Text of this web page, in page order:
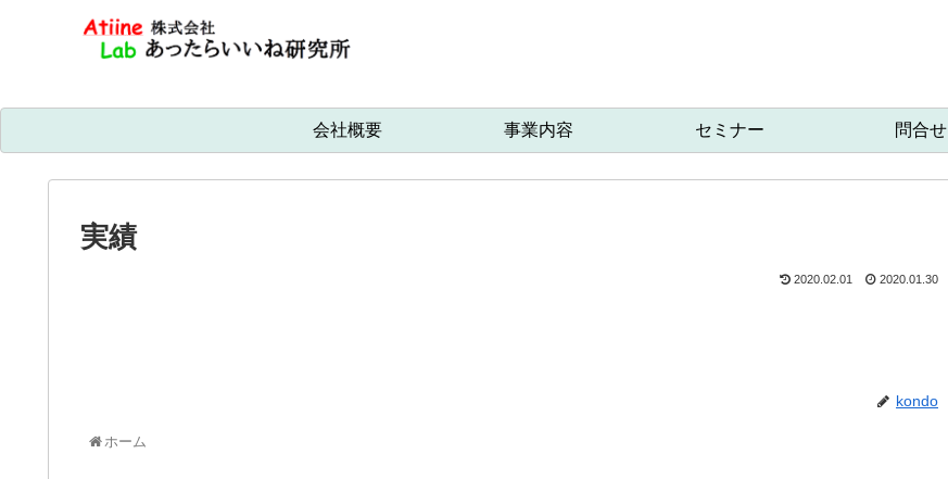
会社概要 事業内容 セミナー 問合せ
実績
2020.02.01 2020.01.30
kondo
ホーム